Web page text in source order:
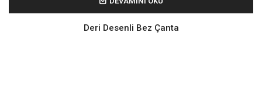
Deri Desenli Bez Çanta